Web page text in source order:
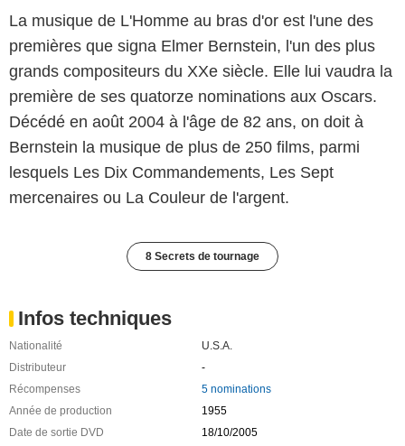
La musique de L'Homme au bras d'or est l'une des
premières que signa Elmer Bernstein, l'un des plus
grands compositeurs du XXe siècle. Elle lui vaudra la
première de ses quatorze nominations aux Oscars.
Décédé en août 2004 à l'âge de 82 ans, on doit à
Bernstein la musique de plus de 250 films, parmi
lesquels Les Dix Commandements, Les Sept
mercenaires ou La Couleur de l'argent.
8 Secrets de tournage
Infos techniques
Nationalité
U.S.A.
Distributeur
-
Récompenses
5 nominations
Année de production
1955
Date de sortie DVD
18/10/2005